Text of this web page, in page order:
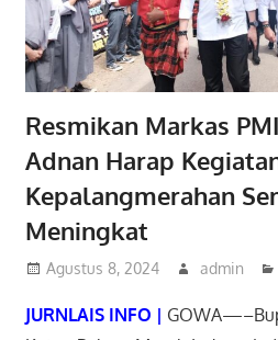
Resmikan Markas
Adnan Harap
Kepalangmerahan
Meningkat
Agustus 8, 2024 admin
JURNLAIS INFO |